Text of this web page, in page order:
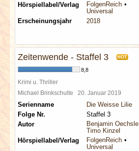
Hörspiellabel/Verlag
FolgenReich
Universal
Erscheinungsjahr
2018
Zeitenwende - Staffel 3 HOT
8,8
Krimi u. Thriller
Michael Brinkschulte 20. Januar 2019
Serienname
Die Weisse Lilie
Folge Nr.
Staffel 3
Autor
Benjamin Oechsle
Timo Kinzel
Hörspiellabel/Verlag
FolgenReich
Universal